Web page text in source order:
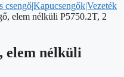
elem nélküli P5750.2T, 2
elem nélküli